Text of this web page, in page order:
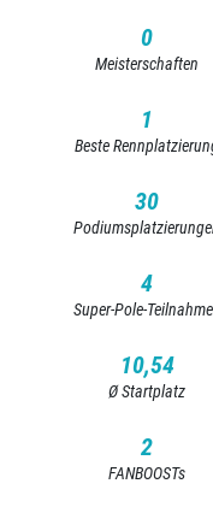
0
Meisterschaften
1
Beste
30
4
Super-Pole-
10,54
Ø Startplatz
2
FANBOOSTs